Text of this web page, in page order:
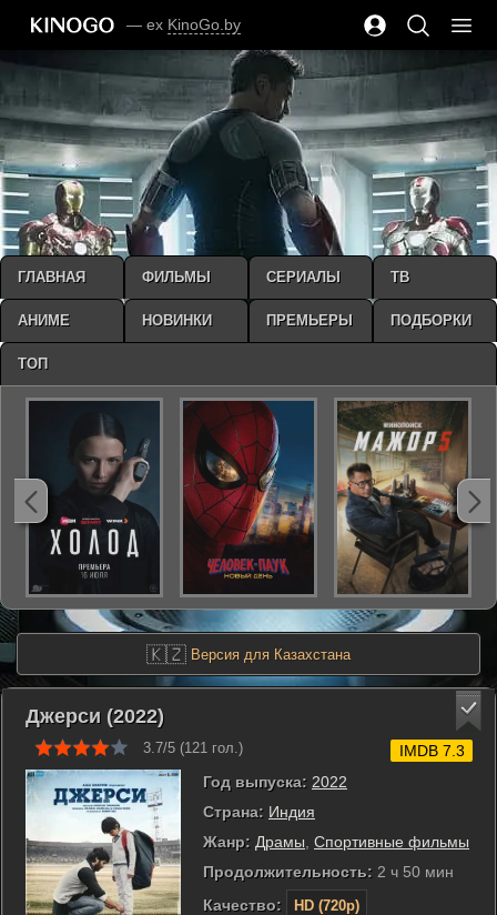
— ex KinoGo.by
🇰🇿 Версия для Казахстана
Джерси (2022)
3.7/5 (121 гол.)
Год выпуска: 2022
Страна: Индия
Жанр: Драмы Спортивные фильмы
Продолжительность: 2 ч 50 мин
Качество:
HD (720p)
IMDB 7.3
ГЛАВНАЯ ФИЛЬМЫ СЕРИАЛЫ ТВ
АНИМЕ НОВИНКИ ПРЕМЬЕРЫ ПОДБОРКИ
ТОП